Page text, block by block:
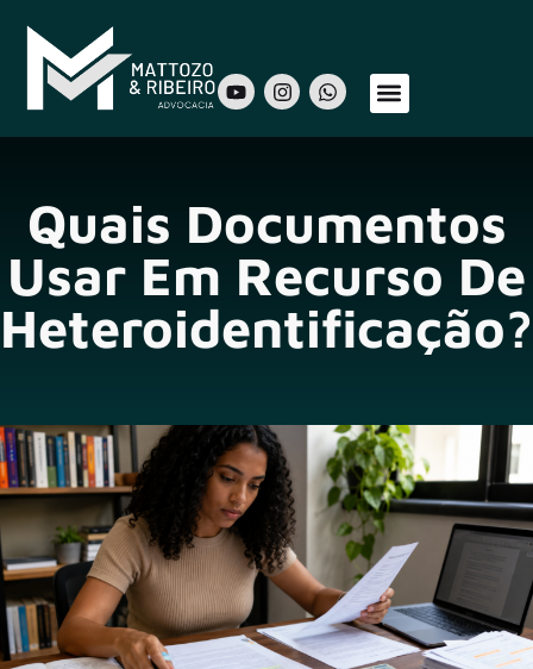
Quais Documentos
Usar Em Recurso De
Heteroidentificação?